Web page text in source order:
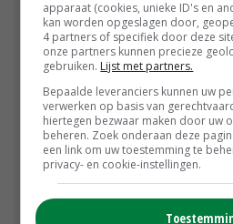
van de VVD dringen er bij
Schouten op aan om extra
explosiegevaar bij
tweede keer in korte tijd
hierover schriftelijke vragen.
erop dat in een rapport uit
Brandweeracademie al staat
ophopen onder
extra risico met zich mee.
er nog niet is onderzocht of
apparaat (cookies, unieke ID's en
kan worden opgeslagen door,
4 partners of specifiek door deze
onze partners kunnen precieze
gebruiken. Lijst met partners.
Bepaalde leveranciers kunnen uw
verwerken op basis van
hiertegen bezwaar maken door uw
beheren. Zoek onderaan deze
een link om uw toestemming te
privacy- en cookie-instellingen.